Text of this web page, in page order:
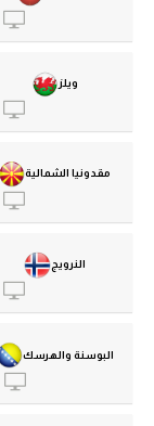
البوسنة والهرسك
النرويج
مقدونيا الشمالية
ويلز